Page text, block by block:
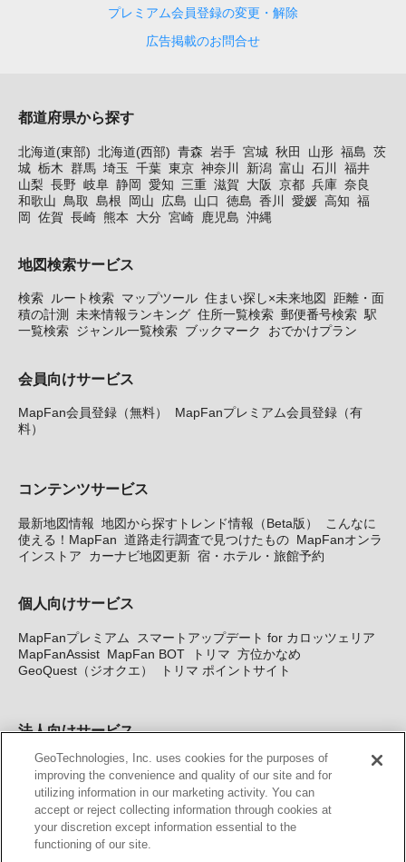
プレミアム会員登録の変更・解除
広告掲載のお問合せ
都道府県から探す
北海道(東部) 北海道(西部) 青森 岩手 宮城 秋田 山形 福島 茨
城 栃木 群馬 埼玉 千葉 東京 神奈川 新潟 富山 石川
福井
山梨 長野 岐阜 静岡 愛知 三重 滋賀 大阪 京都 兵庫 奈良
和歌山
鳥取 島根 岡山 広島 山口 徳島 香川 愛媛 高知 福
岡 佐賀 長崎 熊本 大分 宮崎 鹿児島 沖縄
地図検索サービス
検索 ルート検索 マップツール 住まい探し×未来地図
距離・面
積の計測
未来情報ランキング 住所一覧検索 郵便番号検索 駅
一覧検索 ジャンル一覧検索 ブックマーク おでかけプラン
会員向けサービス
MapFan会員登録（無料）
MapFanプレミアム会員登録（有
料）
コンテンツサービス
最新地図情報 地図から探すトレンド情報（Beta版）
こんなに
使える！MapFan 道路走行調査で見つけたもの MapFanオンラ
インストア
カーナビ地図更新 宿・ホテル・旅館予約
個人向けサービス
MapFanプレミアム
スマートアップデート for カロッツェリア
MapFanAssist MapFan BOT トリマ 方位かなめ
GeoQuest（ジオクエ）
トリマ ポイントサイト
法人向けサービス
法人向け地図・位置情報サービス WEBサイト・システム向け地
図API Windows PC向け地図開発キット MapFan DB 住所確認
サービス
MAP WORLD+ トリマ広告 Geo-Research
GeoTechnologies, Inc. uses cookies for the purposes of
improving the convenience and quality of our site and for
utilizing information in our marketing activity. You can
accept or reject collecting information through cookies at
your discretion except information essential to the
functioning of our site.